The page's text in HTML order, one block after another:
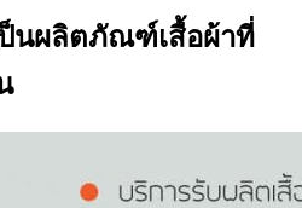
ป็นผลิตภัณฑ์เสื้อผ้าที่